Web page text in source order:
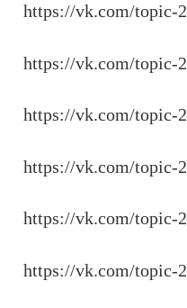
https://vk.com/topic-
https://vk.com/topic-
https://vk.com/topic-
https://vk.com/topic-
https://vk.com/topic-
https://vk.com/topic-